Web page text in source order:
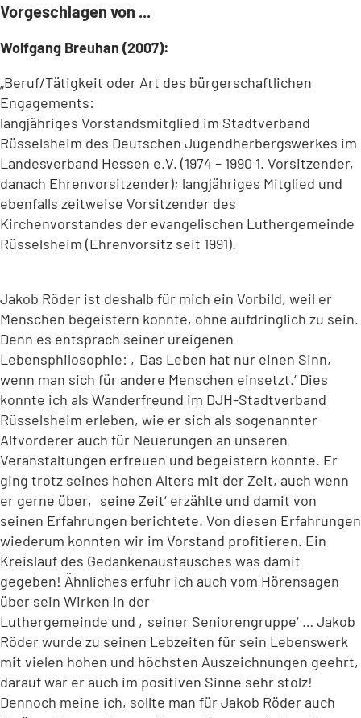
Vorgeschlagen von ...
Wolfgang Breuhan (2007):
„Beruf/Tätigkeit oder Art des bürgerschaftlichen
Engagements:
langjähriges Vorstandsmitglied im Stadtverband
Rüsselsheim des Deutschen Jugendherbergswerkes im
Landesverband Hessen e.V. (1974 – 1990 1. Vorsitzender,
danach Ehrenvorsitzender); langjähriges Mitglied und
ebenfalls zeitweise Vorsitzender des
Kirchenvorstandes der evangelischen Luthergemeinde
Rüsselsheim (Ehrenvorsitz seit 1991).
Jakob Röder ist deshalb für mich ein Vorbild, weil er
Menschen begeistern konnte, ohne aufdringlich zu sein.
Denn es entsprach seiner ureigenen
Lebensphilosophie: ‚Das Leben hat nur einen Sinn,
wenn man sich für andere Menschen einsetzt.‘ Dies
konnte ich als Wanderfreund im DJH-Stadtverband
Rüsselsheim erleben, wie er sich als sogenannter
Altvorderer auch für Neuerungen an unseren
Veranstaltungen erfreuen und begeistern konnte. Er
ging trotz seines hohen Alters mit der Zeit, auch wenn
er gerne über‚ seine Zeit‘ erzählte und damit von
seinen Erfahrungen berichtete. Von diesen Erfahrungen
wiederum konnten wir im Vorstand profitieren. Ein
Kreislauf des Gedankenaustausches was damit
gegeben! Ähnliches erfuhr ich auch vom Hörensagen
über sein Wirken in der
Luthergemeinde und ‚seiner Seniorengruppe‘ … Jakob
Röder wurde zu seinen Lebzeiten für sein Lebenswerk
mit vielen hohen und höchsten Auszeichnungen geehrt,
darauf war er auch im positiven Sinne sehr stolz!
Dennoch meine ich, sollte man für Jakob Röder auch